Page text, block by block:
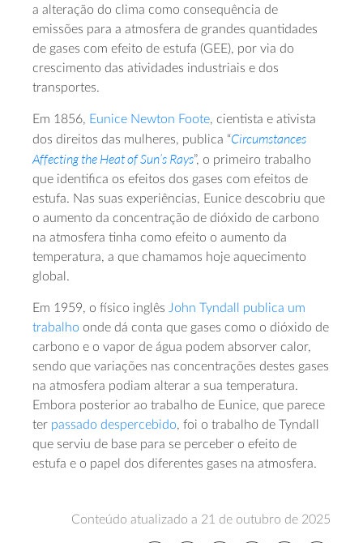
a alteração do clima como consequência de
emissões para a atmosfera de grandes quantidades
de gases com efeito de estufa (GEE), por via do
crescimento das atividades industriais e dos
transportes.
Em 1856, Eunice Newton Foote, cientista e ativista
dos direitos das mulheres, publica “Circumstances
Affecting the Heat of Sun’s Rays”, o primeiro trabalho
que identifica os efeitos dos gases com efeitos de
estufa. Nas suas experiências, Eunice descobriu que
o aumento da concentração de dióxido de carbono
na atmosfera tinha como efeito o aumento da
temperatura, a que chamamos hoje aquecimento
global.
Em 1959, o físico inglês John Tyndall publica um
trabalho onde dá conta que gases como o dióxido de
carbono e o vapor de água podem absorver calor,
sendo que variações nas concentrações destes gases
na atmosfera podiam alterar a sua temperatura.
Embora posterior ao trabalho de Eunice, que parece
ter passado despercebido, foi o trabalho de Tyndall
que serviu de base para se perceber o efeito de
estufa e o papel dos diferentes gases na atmosfera.
Conteúdo atualizado a 21 de outubro de 2025